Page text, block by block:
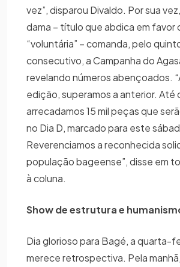
vez”, disparou Divaldo. Por sua
dama – título que abdica em favor
“voluntária” – comanda, pelo
consecutivo, a Campanha do
revelando números abençoados.
edição, superamos a anterior. Até
arrecadamos 15 mil peças que
no Dia D, marcado para este
Reverenciamos a reconhecida
população bageense”, disse em
à coluna.
Show de estrutura e
Dia glorioso para Bagé, a quarta-
merece retrospectiva. Pela